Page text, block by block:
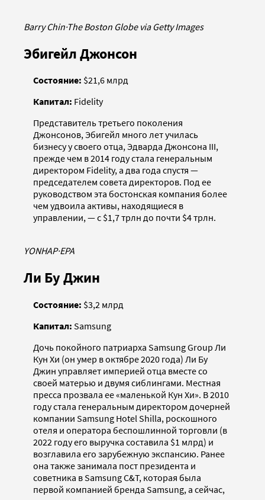
Barry Chin·The Boston Globe via Getty Images
Эбигейл Джонсон
Состояние: $21,6 млрд
Капитал: Fidelity
Представитель третьего поколения
Джонсонов, Эбигейл много лет училась
бизнесу у своего отца, Эдварда Джонсона III,
прежде чем в 2014 году стала генеральным
директором Fidelity, а два года спустя —
председателем совета директоров. Под ее
руководством эта бостонская компания более
чем удвоила активы, находящиеся в
управлении, — с $1,7 трлн до почти $4 трлн.
YONHAP·EPA
Ли Бу Джин
Состояние: $3,2 млрд
Капитал: Samsung
Дочь покойного патриарха Samsung Group Ли
Кун Хи (он умер в октябре 2020 года) Ли Бу
Джин управляет империей отца вместе со
своей матерью и двумя сиблингами. Местная
пресса прозвала ее «маленькой Кун Хи». В 2010
году стала генеральным директором дочерней
компании Samsung Hotel Shilla, роскошного
отеля и оператора беспошлинной торговли (в
2022 году его выручка составила $1 млрд) и
возглавила его зарубежную экспансию. Ранее
она также занимала пост президента и
советника в Samsung C&T, которая была
первой компанией бренда Samsung, а сейчас,